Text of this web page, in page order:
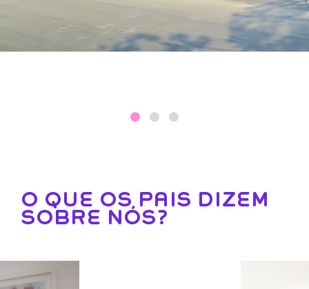
O QUE OS PAIS DIZEM
SOBRE NÓS?